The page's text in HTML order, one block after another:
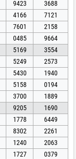
9423
3688
4166
7121
7601
2158
0485
9664
5169
3554
5249
2573
5430
1940
5158
0194
3700
1889
9205
1690
1778
6449
8302
2261
1240
2063
1727
0379